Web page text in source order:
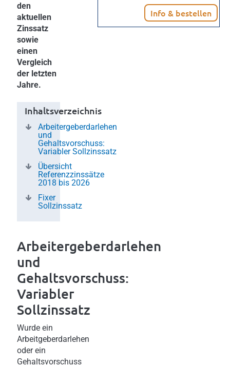
den
aktuellen
Zinssatz
sowie
einen
Vergleich
der letzten
Jahre.
Inhaltsverzeichnis
Arbeitergeberdarlehen
und
Gehaltsvorschuss:
Variabler Sollzinssatz
Übersicht
Referenzzinssätze
2018 bis 2026
Fixer
Sollzinssatz
Arbeitergeberdarlehen
und
Gehaltsvorschuss:
Variabler
Sollzinssatz
Wurde ein
Arbeitgeberdarlehen
oder ein
Gehaltsvorschuss
Info & bestellen